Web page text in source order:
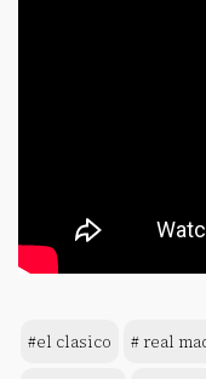
#el clasico # real